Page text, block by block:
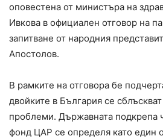
оповестена от министъра на
Ивкова в официален отговор на
запитване от народния
Апостолов.
В рамките на отговора бе
двойките в България се
проблеми. Държавната подкрепа
фонд ЦАР се определя като един